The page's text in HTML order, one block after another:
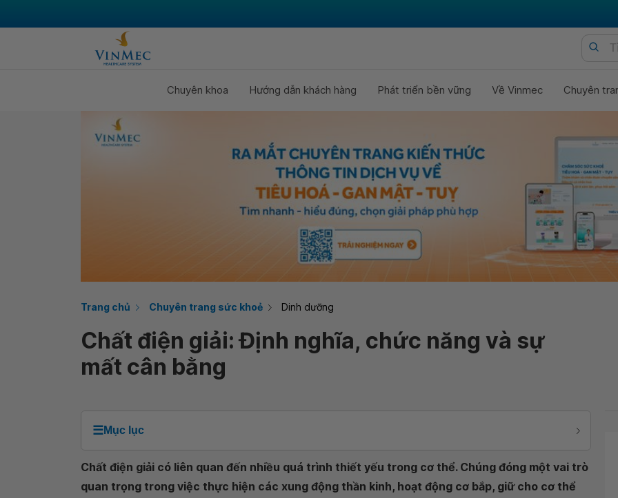
Chuyên khoa Hướng dẫn khách hàng Phát triển bền vững Về Vinmec Chuyên
Trang chủ Chuyên trang sức khoẻ Dinh dưỡng
Chất điện giải: Định nghĩa, chức năng và sự
mất cân bằng
☰Mục lục
Chất điện giải có liên quan đến nhiều quá trình thiết yếu trong cơ thể. Chúng đóng một vai trò
quan trọng trong việc thực hiện các xung động thần kinh, hoạt động cơ bắp, giữ cho cơ thể